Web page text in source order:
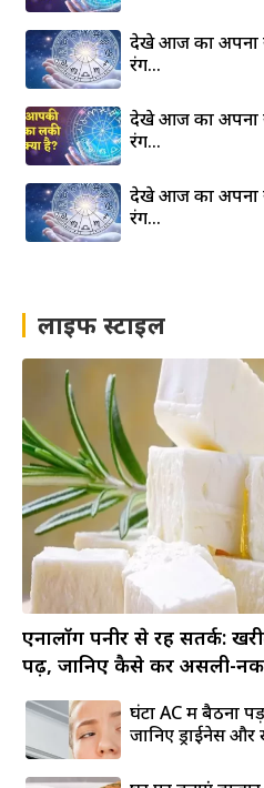
देखे आज का अपना
रंग…
देखे आज का अपना
रंग…
देखे आज का अपना
रंग…
लाइफ स्टाइल
एनालॉग पनीर से रहें सतर्क:
पढ़ें, जानिए कैसे करें असली-
घंटों AC में बैठना
जानिए ड्राईनेस